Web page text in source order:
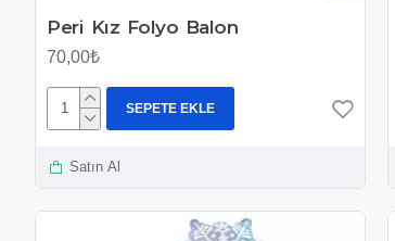
Peri Kız Folyo Balon
70,00₺
SEPETE EKLE
Satın Al